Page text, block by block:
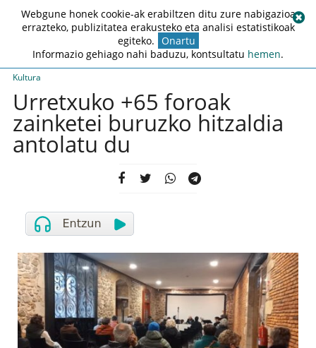
Kultura
Urretxuko +65 foroak
zainketei buruzko hitzaldia
antolatu du
Webgune honek cookie-ak erabiltzen ditu zure nabigazioa
errazteko, publizitatea erakusteko eta analisi estatistikoak
egiteko. Onartu
Informazio gehiago nahi baduzu, kontsultatu hemen.